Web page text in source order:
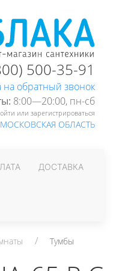
500-35-91
на обратный звонок
8:00—20:00, пн-cб
или зарегистрироваться
ОБЛАСТЬ
ДОСТАВКА
Тумбы